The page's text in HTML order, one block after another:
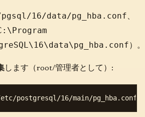
16/data/pg_hba.conf、
）。
します（root/管理者として）: